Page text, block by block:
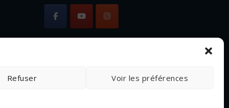
Refuser Voir les préférences